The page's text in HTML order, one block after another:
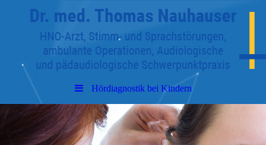
Hördiagnostik bei Kindern